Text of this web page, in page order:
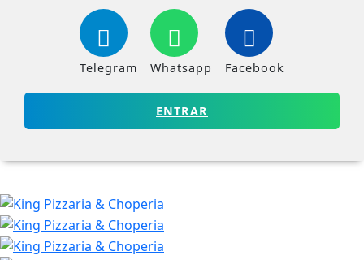
Telegram Whatsapp Facebook
ENTRAR